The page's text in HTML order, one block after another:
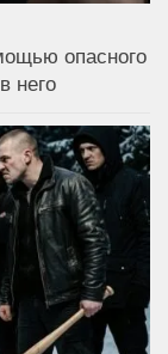
опасного
него